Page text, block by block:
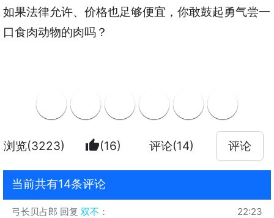
如果法律允许、价格也足够便宜，你敢鼓起勇气尝一
口食肉动物的肉吗？
浏览(3223) thumb_up(16) 评论(14) 评论
当前共有14条评论
弓长贝占郎 回复 双不 ： 22:23